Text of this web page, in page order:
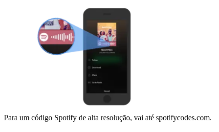
Para um código Spotify de alta resolução, vai até spotifycodes.com.